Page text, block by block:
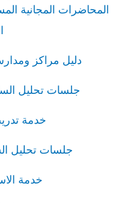
المحاضرات المجانية
دليل مراكز
جلسات تحليل
خدمة
جلسات تحليل
خدمة